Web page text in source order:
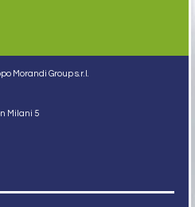
Morandi Group s.r.l.
Milani 5